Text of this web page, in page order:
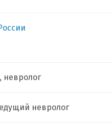
невролог
невролог